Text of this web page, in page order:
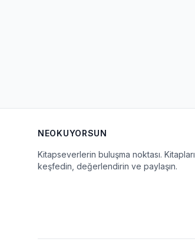
NEOKUYORSUN
Kitapseverlerin buluşma noktası. Kitapları
keşfedin, değerlendirin ve paylaşın.